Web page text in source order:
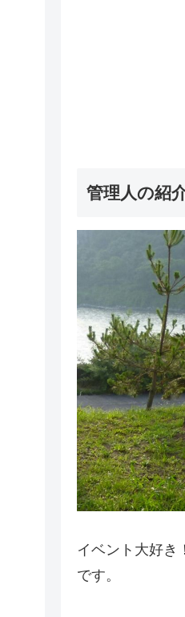
管理人の紹
イベント大好き
です。